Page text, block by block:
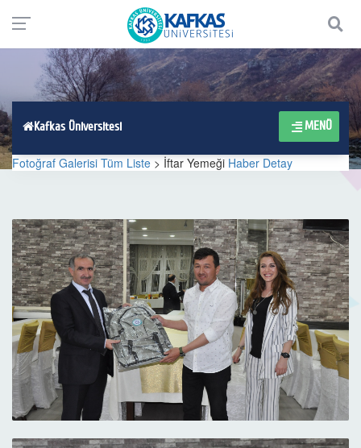
Kafkas Üniversitesi MENÜ
Fotoğraf Galerisi Tüm Liste > İftar Yemeği Haber Detay